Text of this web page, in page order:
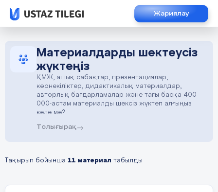
Жариялау
Материалдарды шектеусіз
жүктеңіз
ҚМЖ, ашық сабақтар, презентациялар,
көрнекіліктер, дидактикалық материалдар,
авторлық бағдарламалар және тағы басқа 400
000-астам материалды шексіз жүктеп алғыңыз
келе ме?
Толығырақ
Тақырып бойынша 11 материал табылды